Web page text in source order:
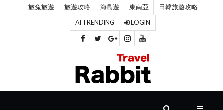
旅兔旅遊 旅遊攻略 海島遊 東南亞 日韓旅遊攻略
AI TRENDING LOGIN